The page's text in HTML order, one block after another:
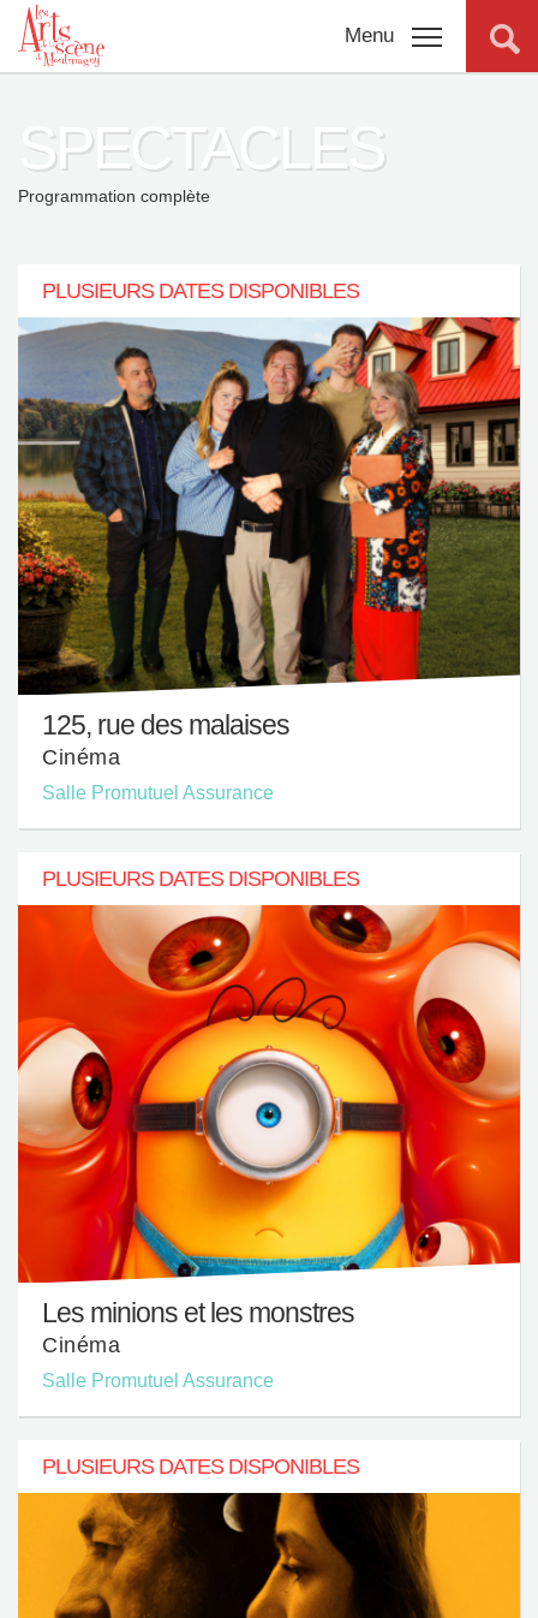
Menu
Programmation
Billetterie
Salles
Connexion
À propos
Nouvelles
Corporatif
Nous joindre
SPECTACLES
Programmation complète
PLUSIEURS DATES DISPONIBLES
125, rue des malaises
Cinéma
Salle Promutuel Assurance
PLUSIEURS DATES DISPONIBLES
Les minions et les monstres
Cinéma
Salle Promutuel Assurance
PLUSIEURS DATES DISPONIBLES